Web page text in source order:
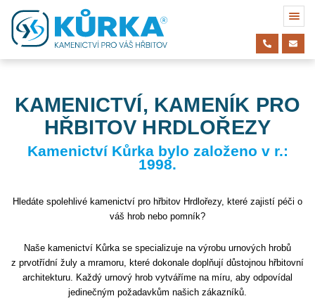
KAMENICTVÍ, KAMENÍK PRO
HŘBITOV HRDLOŘEZY
Kamenictví Kůrka bylo založeno v r.:
1998.
Hledáte spolehlivé kamenictví pro hřbitov Hrdlořezy, které zajistí péči o
váš hrob nebo pomník?
Naše kamenictví Kůrka se specializuje na výrobu urnových hrobů
z prvotřídní žuly a mramoru, které dokonale doplňují důstojnou hřbitovní
architekturu. Každý urnový hrob vytváříme na míru, aby odpovídal
jedinečným požadavkům našich zákazníků.